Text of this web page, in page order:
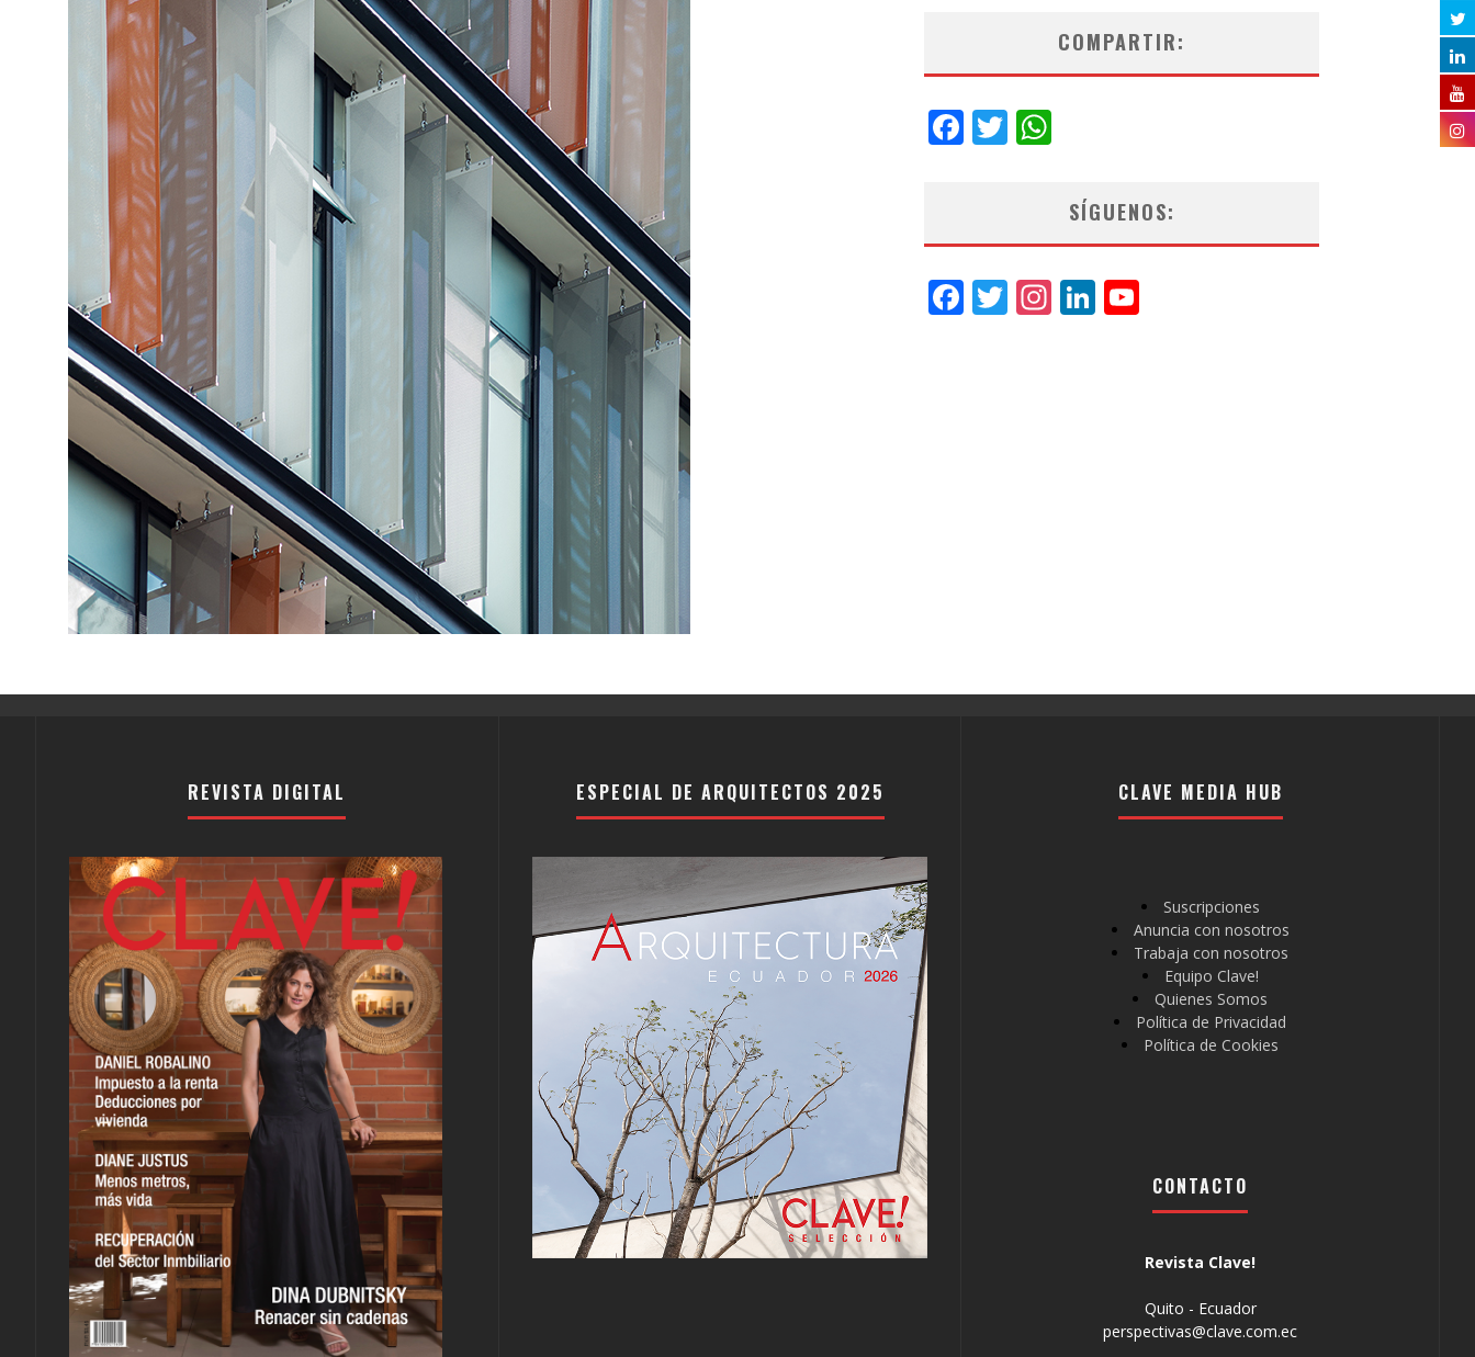
COMPARTIR:
Facebook
Twitter
SÍGUENOS:
Facebook
Twitter
Instagram
LinkedIn
REVISTA DIGITAL ESPECIAL DE ARQUITECTOS 2025 CLAVE MEDIA HUB
Suscripciones
Anuncia con nosotros
Trabaja con nosotros
Equipo Clave!
Quienes Somos
Política de Privacidad
Política de Cookies
CONTACTO
Revista Clave!
Quito - Ecuador
perspectivas@clave.com.ec